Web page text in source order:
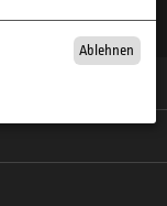
Ablehnen